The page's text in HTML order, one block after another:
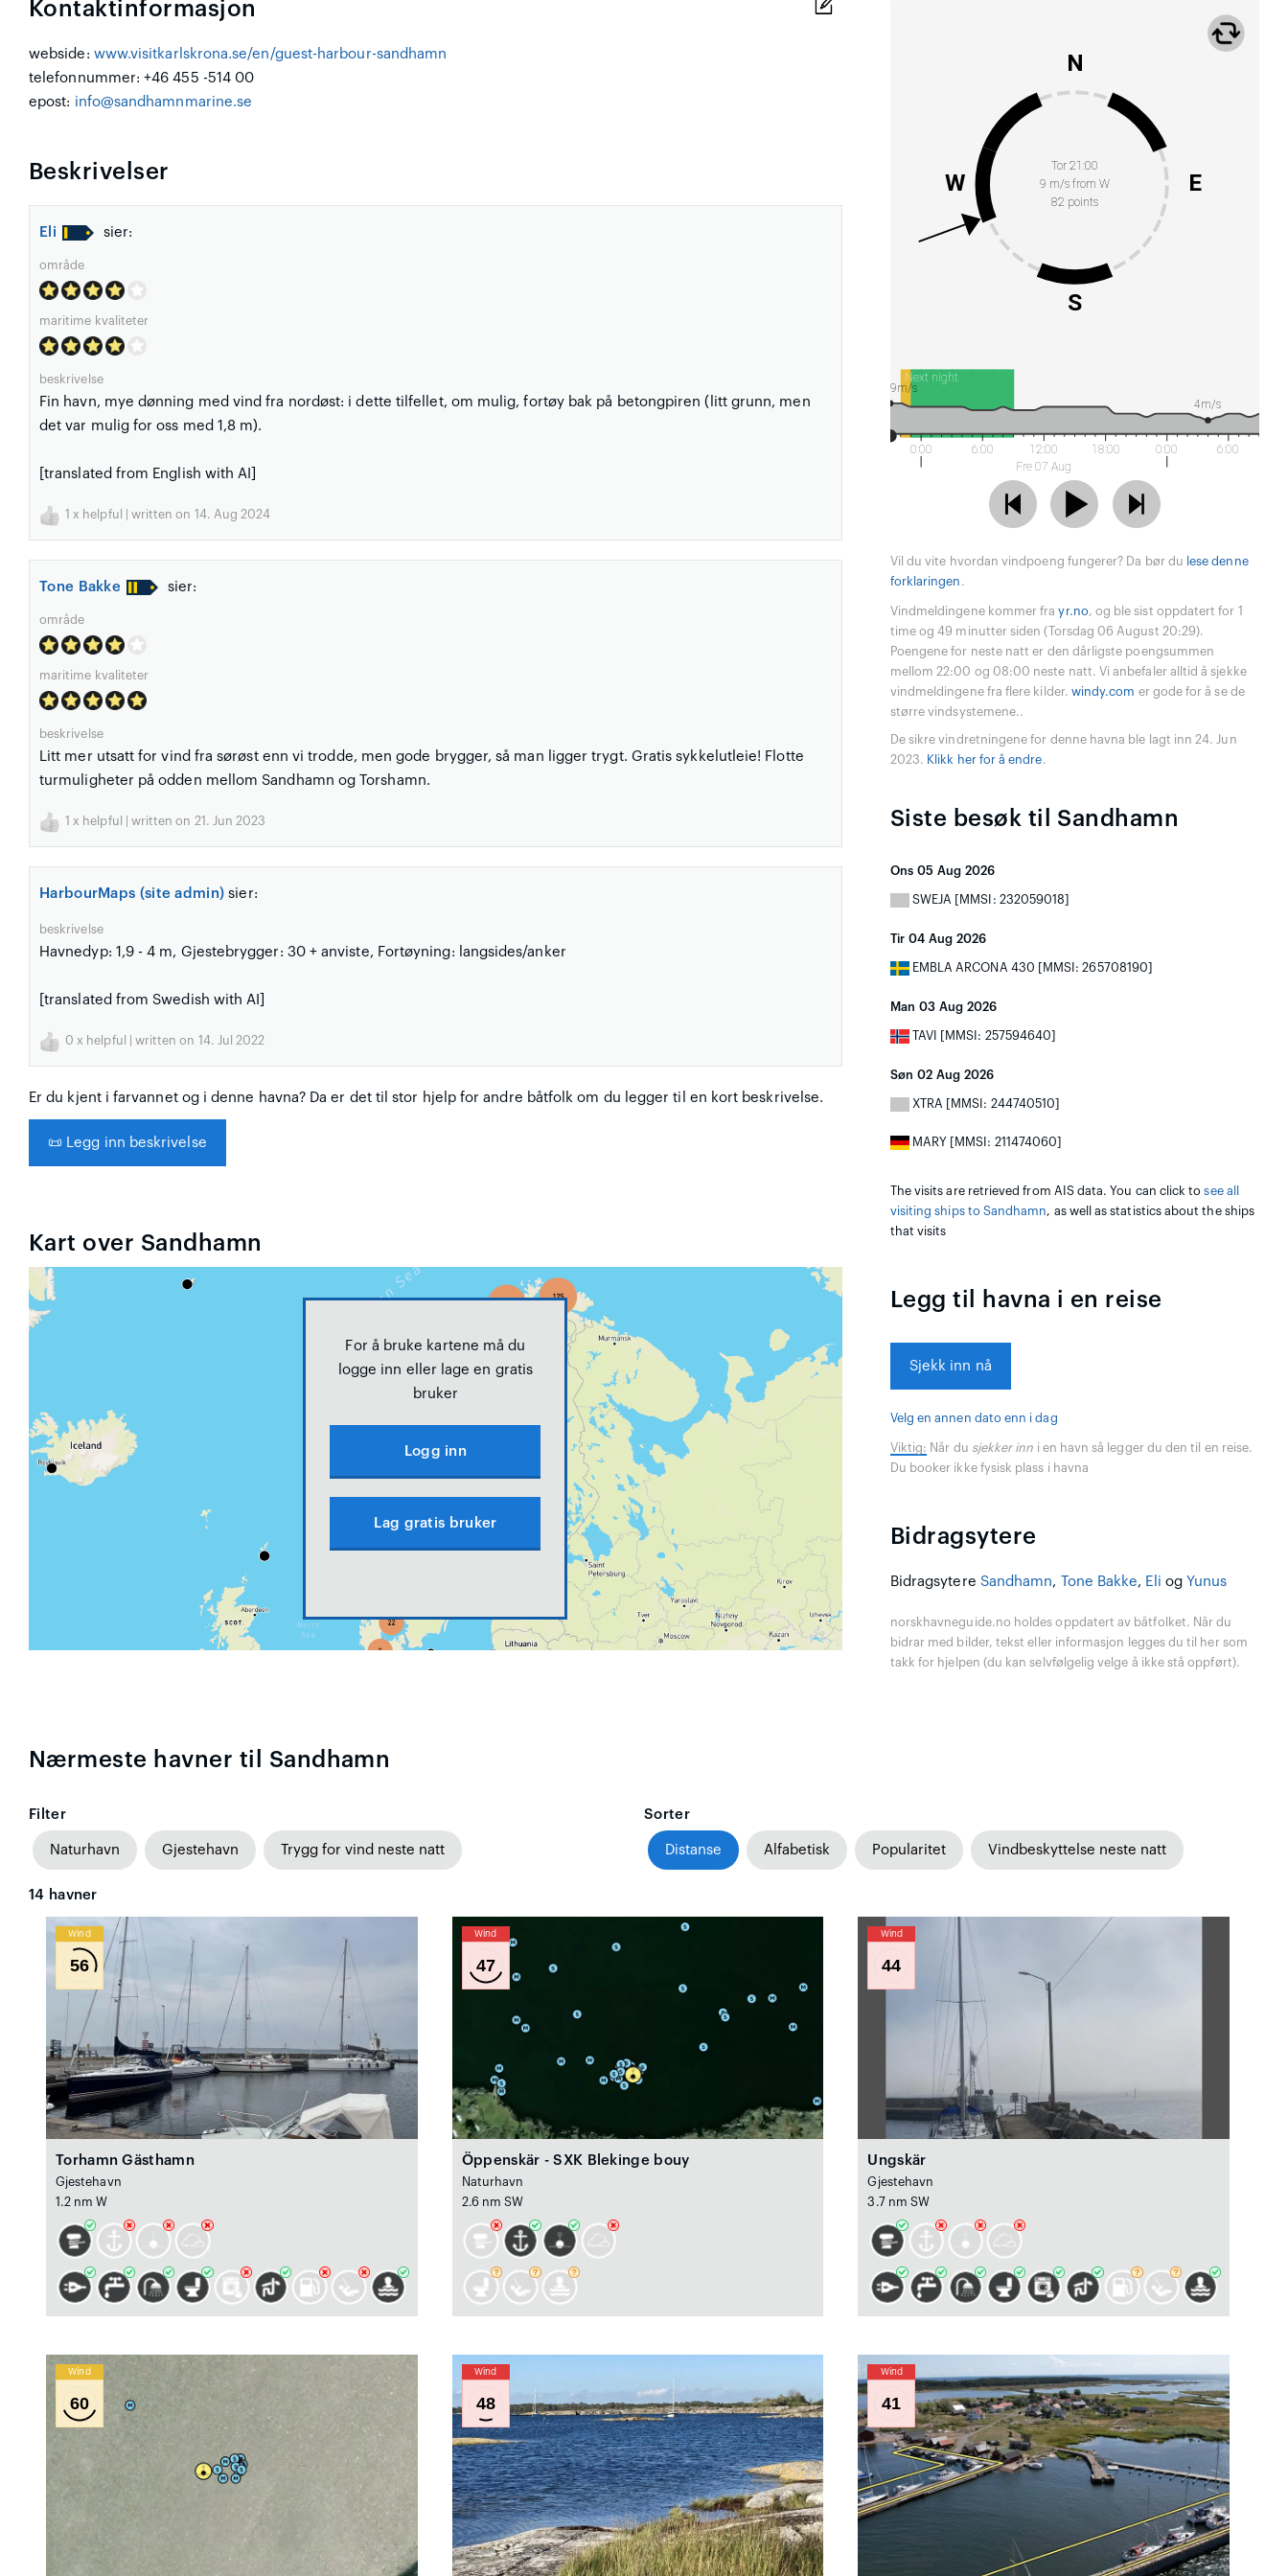
Kontaktinformasjon
webside: www.visitkarlskrona.se/en/guest-harbour-sandhamn
telefonnummer: +46 455 -514 00
epost: info@sandhamnmarine.se
Beskrivelser
Eli sier:
område
maritime kvaliteter
beskrivelse
Fin havn, mye dønning med vind fra nordøst: i dette tilfellet, om mulig, fortøy bak på betongpiren (litt grunn, men
det var mulig for oss med 1,8 m).
[translated from English with AI]
1 x helpful | written on 14. Aug 2024
Tone Bakke sier:
område
maritime kvaliteter
beskrivelse
Litt mer utsatt for vind fra sørøst enn vi trodde, men gode brygger, så man ligger trygt. Gratis sykkelutleie! Flotte
turmuligheter på odden mellom Sandhamn og Torshamn.
1 x helpful | written on 21. Jun 2023
HarbourMaps (site admin) sier:
beskrivelse
Havnedyp: 1,9 - 4 m, Gjestebrygger: 30 + anviste, Fortøyning: langsides/anker
[translated from Swedish with AI]
0 x helpful | written on 14. Jul 2022
Er du kjent i farvannet og i denne havna? Da er det til stor hjelp for andre båtfolk om du legger til en kort beskrivelse.
📜 Legg inn beskrivelse
Kart over Sandhamn
For å bruke kartene må du
logge inn eller lage en gratis
bruker
Logg inn
Lag gratis bruker
Tor 21:00
9 m/s from W
82 points
N
E
S
W
Next night
0:00 6:00
12:00
Fre 07 Aug
18:00 0:00 6:00
9m/s
4m/s
Vil du vite hvordan vindpoeng fungerer? Da bør du lese denne
forklaringen .
Vindmeldingene kommer frayr.no, og ble sist oppdatert for 1
time og 49 minutter siden (Torsdag 06 August 20:29).
Poengene for neste natt er den dårligste poengsummen
mellom 22:00 og 08:00 neste natt. Vi anbefaler alltid å sjekke
vindmeldingene fra flere kilder. windy.com er gode for å se de
større vindsystemene..
De sikre vindretningene for denne havna ble lagt inn 24. Jun
2023. Klikk her for å endre.
Siste besøk til Sandhamn
Ons 05 Aug 2026
SWEJA [MMSI: 232059018]
Tir 04 Aug 2026
EMBLA ARCONA 430 [MMSI: 265708190]
Man 03 Aug 2026
TAVI [MMSI: 257594640]
Søn 02 Aug 2026
XTRA [MMSI: 244740510]
MARY [MMSI: 211474060]
The visits are retrieved from AIS data. You can click tosee all
visiting ships to Sandhamn, as well as statistics about the ships
that visits
Legg til havna i en reise
Sjekk inn nå
Velg en annen dato enn i dag
Viktig: Når du sjekker inn i en havn så legger du den til en reise.
Du booker ikke fysisk plass i havna
Bidragsytere
Bidragsytere Sandhamn, Tone Bakke, Eli og Yunus
norskhavneguide.no holdes oppdatert av båtfolket. Når du
bidrar med bilder, tekst eller informasjon legges du til her som
takk for hjelpen (du kan selvfølgelig velge å ikke stå oppført).
Nærmeste havner til Sandhamn
Filter
Naturhavn Gjestehavn Trygg for vind neste natt
Sorter
Distanse Alfabetisk Popularitet Vindbeskyttelse neste natt
14 havner
Wind
56
Torhamn Gästhamn
Gjestehavn
1.2 nm W
Wind
47
Öppenskär - SXK Blekinge bouy
Naturhavn
2.6 nm SW
Wind
44
Ungskär
Gjestehavn
3.7 nm SW
Wind
60
Wind
48
Wind
41